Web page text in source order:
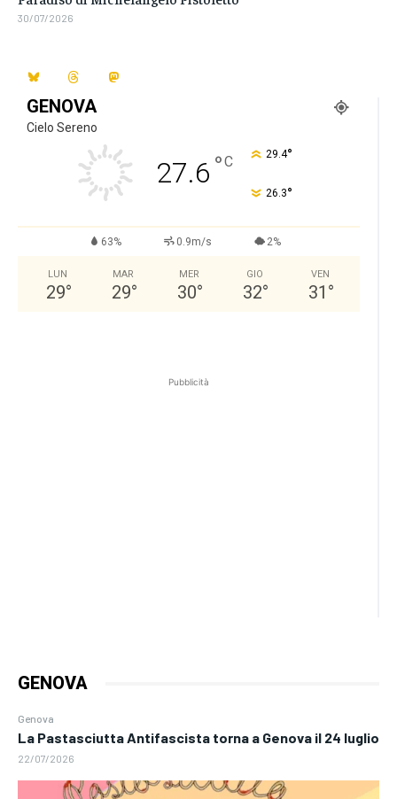
GENOVA
Cielo Sereno
27.6 °C 29.4°
26.3°
63% 0.9m/s 2%
LUN
29°
MAR
29°
MER
30°
GIO
32°
VEN
31 °
Pubblicità
GENOVA
Genova
La Pastasciutta Antifascista torna a Genova il 24 luglio
22/07/2026
30/07/2026